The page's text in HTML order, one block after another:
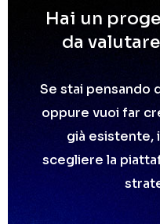
Hai un
da
Se stai pensando
oppure vuoi far
già esistente,
scegliere la